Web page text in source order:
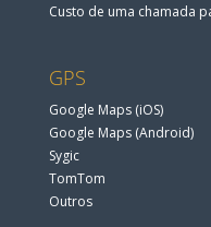
Custo de uma chamada
GPS
Google Maps (iOS)
Google Maps (Android)
Sygic
TomTom
Outros